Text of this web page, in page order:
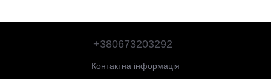
+380673203292
Контактна інформація